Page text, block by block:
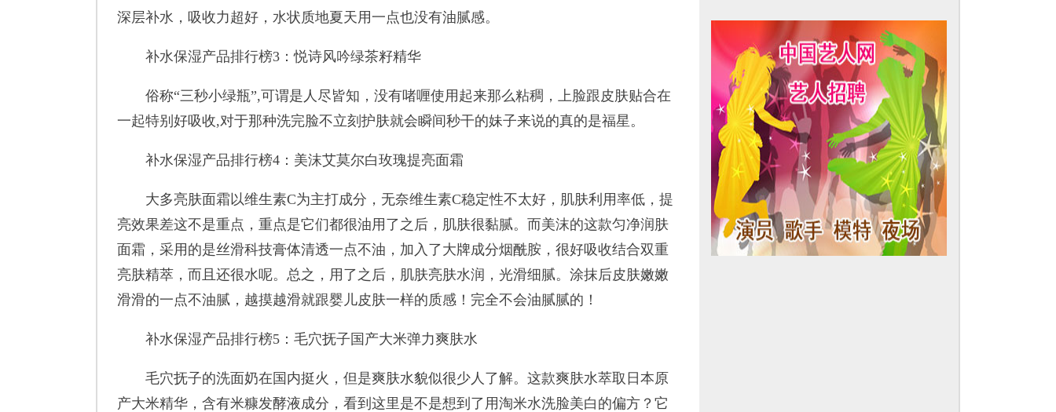
深层补水，吸收力超好，水状质地夏天用一点也没有油腻感。
补水保湿产品排行榜3：悦诗风吟绿茶籽精华
俗称“三秒小绿瓶”,可谓是人尽皆知，没有啫喱使用起来那么粘稠，上脸跟皮肤贴合在
一起特别好吸收,对于那种洗完脸不立刻护肤就会瞬间秒干的妹子来说的真的是福星。
补水保湿产品排行榜4：美沫艾莫尔白玫瑰提亮面霜
大多亮肤面霜以维生素C为主打成分，无奈维生素C稳定性不太好，肌肤利用率低，提
亮效果差这不是重点，重点是它们都很油用了之后，肌肤很黏腻。而美沫的这款匀净润肤
面霜，采用的是丝滑科技膏体清透一点不油，加入了大牌成分烟酰胺，很好吸收结合双重
亮肤精萃，而且还很水呢。总之，用了之后，肌肤亮肤水润，光滑细腻。涂抹后皮肤嫩嫩
滑滑的一点不油腻，越摸越滑就跟婴儿皮肤一样的质感！完全不会油腻腻的！
补水保湿产品排行榜5：毛穴抚子国产大米弹力爽肤水
毛穴抚子的洗面奶在国内挺火，但是爽肤水貌似很少人了解。这款爽肤水萃取日本原
产大米精华，含有米糠发酵液成分，看到这里是不是想到了用淘米水洗脸美白的偏方？它